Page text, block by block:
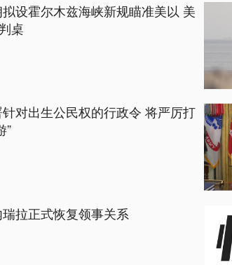
设霍尔木兹海峡新规瞄准美以 美
桌
对出生公民权的行政令 将严厉打
”
拉正式恢复领事关系